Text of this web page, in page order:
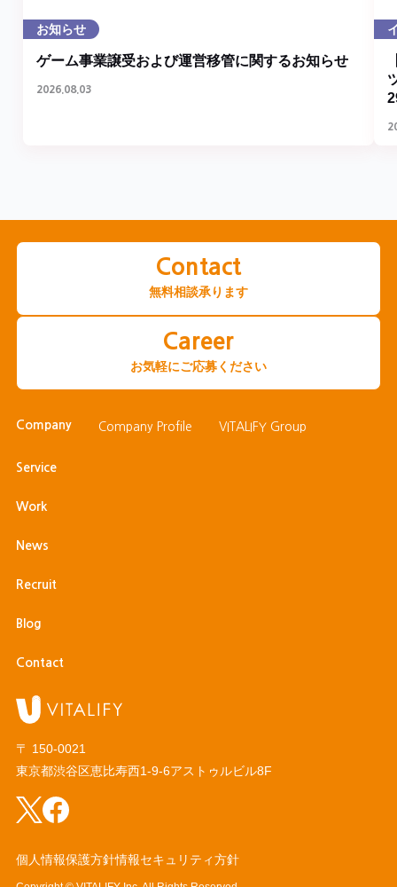
お知らせ
ゲーム事業譲受および運営移管に関するお知らせ
2026.08.03
Contact
無料相談承ります
Career
お気軽にご応募ください
〒 150-0021
東京都渋谷区恵比寿西1-9-6アストゥルビル8F
Company Company Profile VITALIFY Group
Service
Work
News
Recruit
Blog
Contact
個人情報保護方針情報セキュリティ方針